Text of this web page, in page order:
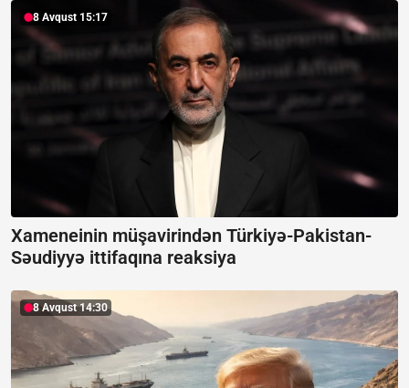
8 Avqust 15:17
Xameneinin müşavirindən Türkiyə-Pakistan-
Səudiyyə ittifaqına reaksiya
8 Avqust 14:30